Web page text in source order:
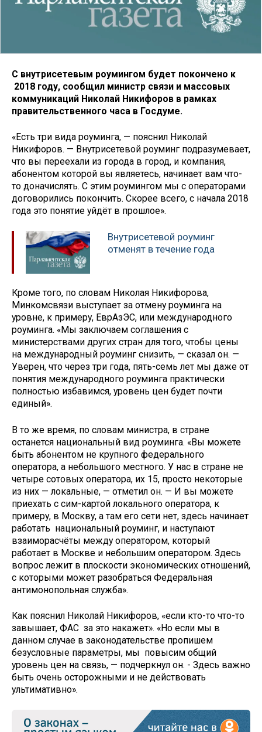
С внутрисетевым роумингом будет покончено к
2018 году, сообщил министр связи и массовых
коммуникаций Николай Никифоров в рамках
правительственного часа в Госдуме.
«Есть три вида роуминга, — пояснил Николай
Никифоров. — Внутрисетевой роуминг подразумевает,
что вы переехали из города в город, и компания,
абонентом которой вы являетесь, начинает вам что-
то доначислять. С этим роумингом мы с операторами
договорились покончить. Скорее всего, с начала 2018
года это понятие уйдёт в прошлое».
Внутрисетевой роуминг
отменят в течение года
Кроме того, по словам Николая Никифорова,
Минкомсвязи выступает за отмену роуминга на
уровне, к примеру, ЕврАзЭС, или международного
роуминга. «Мы заключаем соглашения с
министерствами других стран для того, чтобы цены
на международный роуминг снизить, — сказал он. —
Уверен, что через три года, пять-семь лет мы даже от
понятия международного роуминга практически
полностью избавимся, уровень цен будет почти
единый».
В то же время, по словам министра, в стране
останется национальный вид роуминга. «Вы можете
быть абонентом не крупного федерального
оператора, а небольшого местного. У нас в стране не
четыре сотовых оператора, их 15, просто некоторые
из них — локальные, — отметил он. — И вы можете
приехать с сим-картой локального оператора, к
примеру, в Москву, а там его сети нет, здесь начинает
работать национальный роуминг, и наступают
взаиморасчёты между оператором, который
работает в Москве и небольшим оператором. Здесь
вопрос лежит в плоскости экономических отношений,
с которыми может разобраться Федеральная
антимонопольная служба».
Как пояснил Николай Никифоров, «если кто-то что-то
завышает, ФАС за это накажет». «Но если мы в
данном случае в законодательстве пропишем
безусловные параметры, мы повысим общий
уровень цен на связь, — подчеркнул он. - Здесь важно
быть очень осторожными и не действовать
ультимативно».